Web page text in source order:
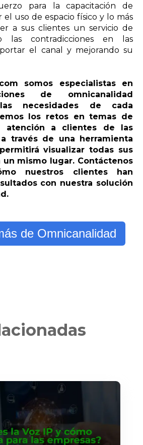
para la capacitación de
uso de espacio físico y lo más
a sus clientes un servicio de
las contradicciones en las
el canal y mejorando su
somos especialistas en
de omnicanalidad
necesidades de cada
los retos en temas de
atención a clientes de las
través de una herramienta
visualizar todas sus
un mismo lugar. Contáctenos
nuestros clientes han
con nuestra solución
de Omnicanalidad